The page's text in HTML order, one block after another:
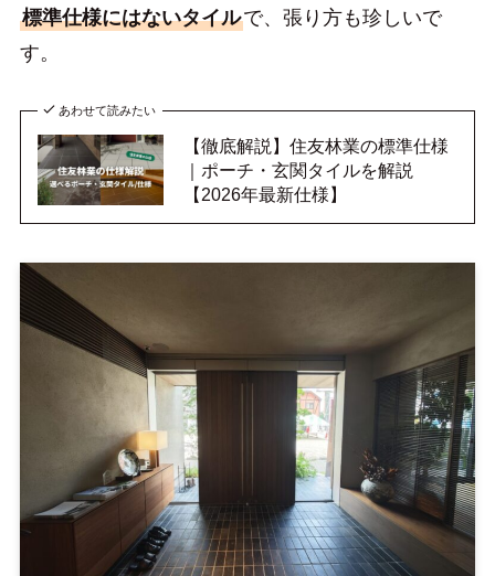
標準仕様にはないタイルで、張り方も珍しいで
す。
あわせて読みたい
【徹底解説】住友林業の標準仕様
｜ポーチ・玄関タイルを解説
【2026年最新仕様】